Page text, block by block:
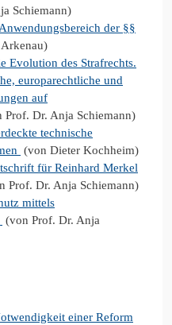
Schiemann)
der §§
Evolution des Strafrechts.
europarechtliche und
auf
Dr. Anja Schiemann)
technische
(von Dieter Kochheim)
für Reinhard Merkel
Prof. Dr. Anja Schiemann)
mittels
(von Prof. Dr. Anja
einer Reform